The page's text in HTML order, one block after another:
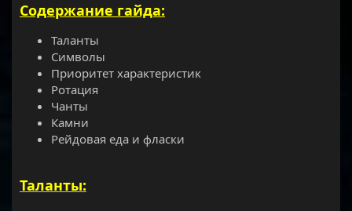
Содержание гайда:
Таланты
Символы
Приоритет характеристик
Ротация
Чанты
Камни
Рейдовая еда и фласки
Таланты: